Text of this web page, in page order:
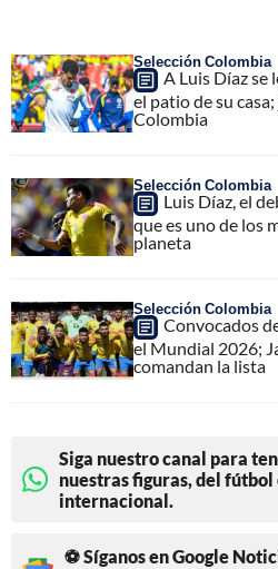
Selección Colombia
A Luis Díaz se
el patio de su
Colombia
Selección Colombia
Luis Díaz, el
que es uno de los
planeta
Selección Colombia
Convocados
el Mundial 2026;
comandan la lista
Siga nuestro canal para
nuestras figuras, del
internacional.
⚽ Síganos en Google